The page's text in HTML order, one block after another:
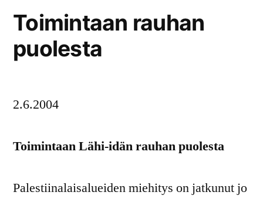
Toimintaan rauhan
puolesta
2.6.2004
Toimintaan Lähi-idän rauhan puolesta
Palestiinalaisalueiden miehitys on jatkunut jo